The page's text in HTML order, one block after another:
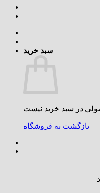
سبد خرید
بازگشت به فروشگاه